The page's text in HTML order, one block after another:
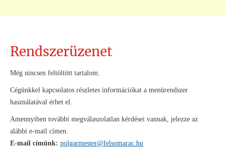
Rendszerüzenet
Még nincsen feltöltött tartalom.
Cégünkkel kapcsolatos részletes információkat a menürendszer
használatával érhet el.
Amennyiben további megválaszolatlan kérdései vannak, jelezze az
alábbi e-mail címen.
E-mail címünk: polgarmester@felsomarac.hu